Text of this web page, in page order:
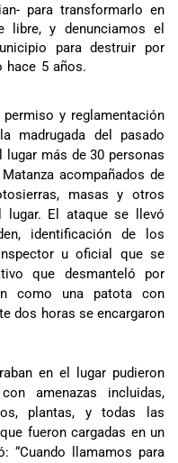
para transformarlo en
libre, y denunciamos el
para destruir por
hace 5 años.
y reglamentación
madrugada del pasado
lugar más de 30 personas
acompañados de
masas y otros
lugar. El ataque se llevó
identificación de los
u oficial que se
que desmanteló por
como una patota con
dos horas se encargaron
en el lugar pudieron
amenazas incluidas,
plantas, y todas las
fueron cargadas en un
“Cuando llamamos para